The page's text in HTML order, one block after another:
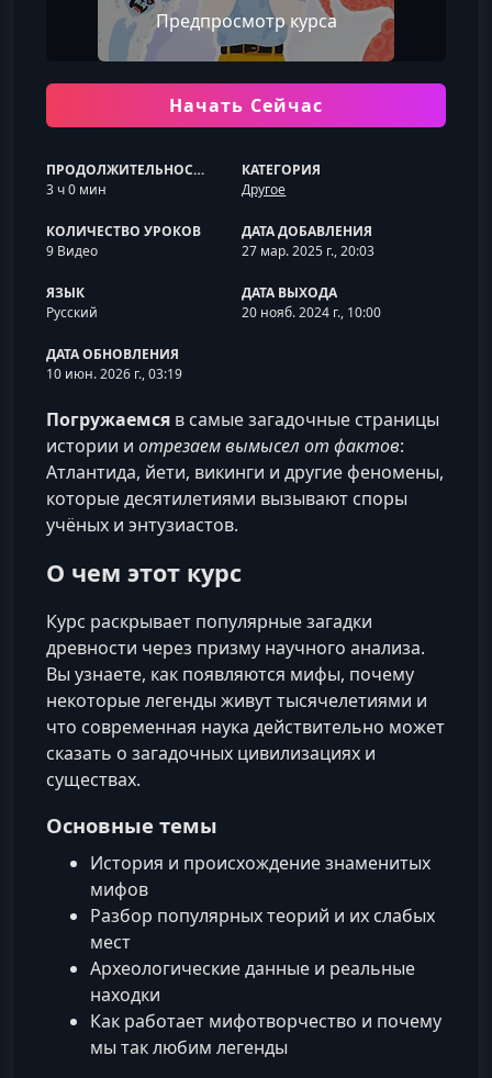
Предпросмотр курса
Начать Сейчас
ПРОДОЛЖИТЕЛЬНОСТЬ
3 ч 0 мин
КАТЕГОРИЯ
Другое
КОЛИЧЕСТВО УРОКОВ
9 Видео
ДАТА ДОБАВЛЕНИЯ
27 мар. 2025 г., 20:03
ЯЗЫК
Русский
ДАТА ВЫХОДА
20 нояб. 2024 г., 10:00
ДАТА ОБНОВЛЕНИЯ
10 июн. 2026 г., 03:19
Погружаемся в самые загадочные страницы
истории и отрезаем вымысел от фактов:
Атлантида, йети, викинги и другие феномены,
которые десятилетиями вызывают споры
учёных и энтузиастов.
О чем этот курс
Курс раскрывает популярные загадки
древности через призму научного анализа.
Вы узнаете, как появляются мифы, почему
некоторые легенды живут тысячелетиями и
что современная наука действительно может
сказать о загадочных цивилизациях и
существах.
Основные темы
История и происхождение знаменитых
мифов
Разбор популярных теорий и их слабых
мест
Археологические данные и реальные
находки
Как работает мифотворчество и почему
мы так любим легенды